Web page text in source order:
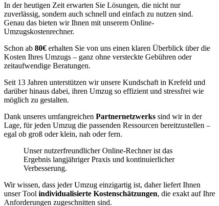
In der heutigen Zeit erwarten Sie Lösungen, die nicht nur
zuverlässig, sondern auch schnell und einfach zu nutzen sind.
Genau das bieten wir Ihnen mit unserem Online-
Umzugskostenrechner.
Schon ab 80€ erhalten Sie von uns einen klaren Überblick über die
Kosten Ihres Umzugs – ganz ohne versteckte Gebühren oder
zeitaufwendige Beratungen.
Seit 13 Jahren unterstützen wir unsere Kundschaft in Krefeld und
darüber hinaus dabei, ihren Umzug so effizient und stressfrei wie
möglich zu gestalten.
Dank unseres umfangreichen Partnernetzwerks sind wir in der
Lage, für jeden Umzug die passenden Ressourcen bereitzustellen –
egal ob groß oder klein, nah oder fern.
Unser nutzerfreundlicher Online-Rechner ist das
Ergebnis langjähriger Praxis und kontinuierlicher
Verbesserung.
Wir wissen, dass jeder Umzug einzigartig ist, daher liefert Ihnen
unser Tool individualisierte Kostenschätzungen, die exakt auf Ihre
Anforderungen zugeschnitten sind.